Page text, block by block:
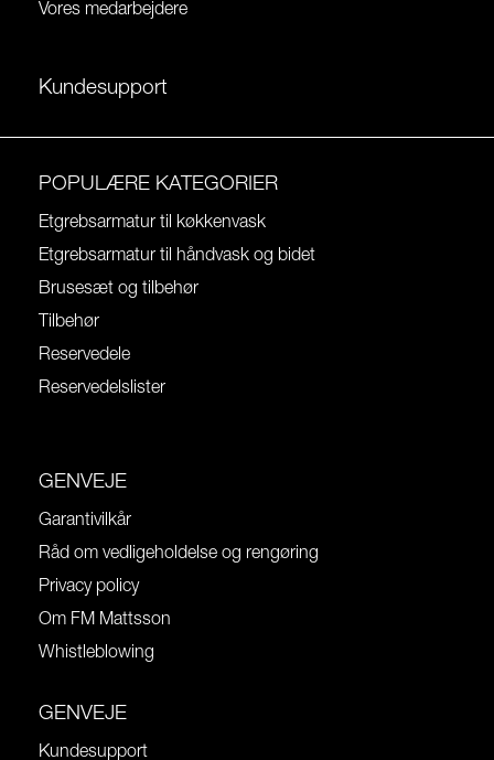
Vores medarbejdere
Kundesupport
POPULÆRE KATEGORIER
Etgrebsarmatur til køkkenvask
Etgrebsarmatur til håndvask og bidet
Brusesæt og tilbehør
Tilbehør
Reservedele
Reservedelslister
GENVEJE
Garantivilkår
Råd om vedligeholdelse og rengøring
Privacy policy
Om FM Mattsson
Whistleblowing
GENVEJE
Kundesupport